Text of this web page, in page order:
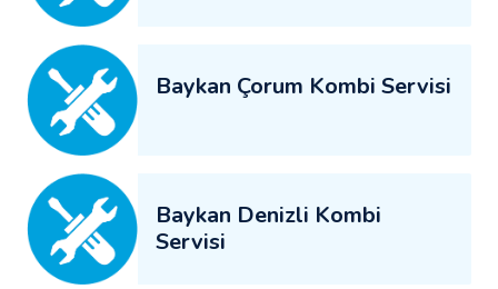
Baykan Çorum Kombi Servisi
Baykan Denizli Kombi
Servisi